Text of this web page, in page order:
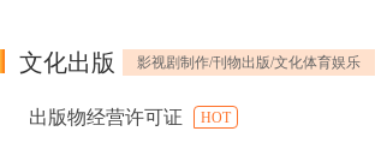
文化出版 影视剧制作/刊物出版/文化体育娱乐
出版物经营许可证 HOT